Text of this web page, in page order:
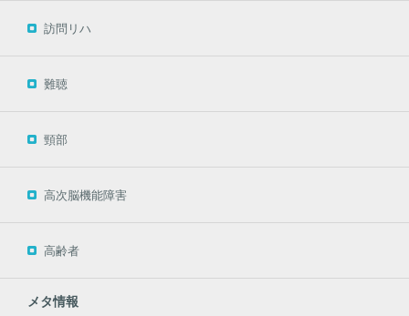
訪問リハ
難聴
頸部
高次脳機能障害
高齢者
メタ情報